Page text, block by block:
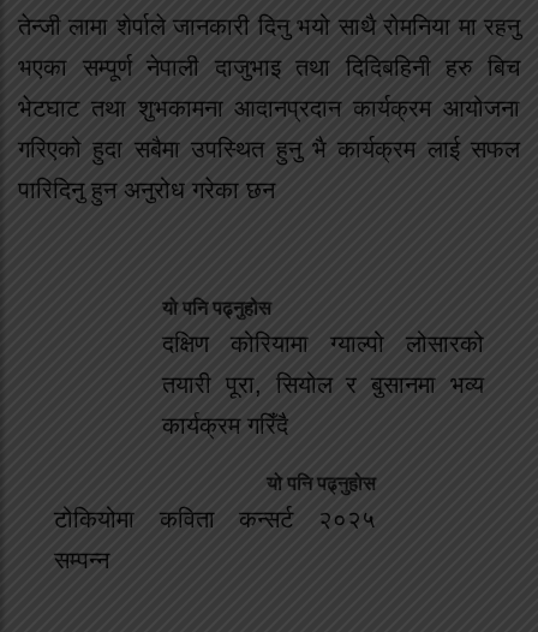
तेन्जी लामा शेर्पाले जानकारी दिनु भयो साथै रोमनिया मा रहनु
भएका सम्पूर्ण नेपाली दाजुभाइ तथा दिदिबहिनी हरु बिच
भेटघाट तथा शुभकामना आदानप्रदान कार्यक्रम आयोजना
गरिएको हुदा सबैमा उपस्थित हुनु भै कार्यक्रम लाई सफल
पारिदिनु हुन अनुरोध गरेका छन
यो पनि पढ्नुहोस
दक्षिण कोरियामा ग्याल्पो लोसारको
तयारी पूरा, सियोल र बुसानमा भव्य
कार्यक्रम गरिँदै
यो पनि पढ्नुहोस
टोकियोमा कविता कन्सर्ट २०२५
सम्पन्न